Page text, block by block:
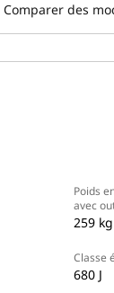
Comparer des
Poids
avec
259 kg
Classe
680 J